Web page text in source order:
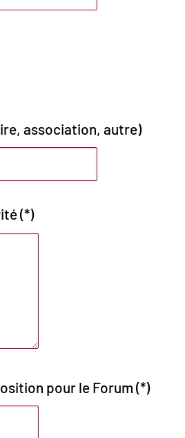
association, autre)
(*)
pour le Forum (*)